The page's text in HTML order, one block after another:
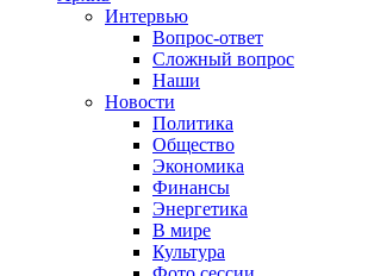
Интервью
Вопрос-ответ
Сложный вопрос
Наши
Новости
Политика
Общество
Экономика
Финансы
Энергетика
В мире
Культура